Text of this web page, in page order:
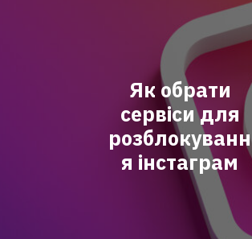
Як обрати
сервіси для
розблокуванн
я інстаграм